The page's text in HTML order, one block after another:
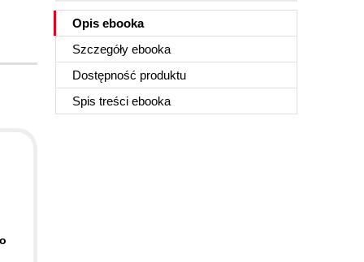
Opis ebooka
Szczegóły ebooka
Dostępność produktu
Spis treści ebooka